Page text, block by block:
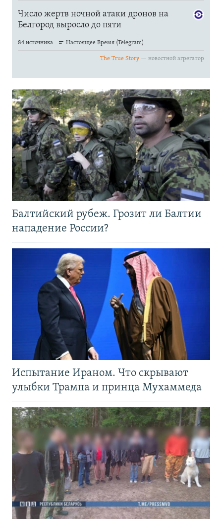
Балтийский рубеж. Грозит ли Балтии
нападение России?
Испытание Ираном. Что скрывают
улыбки Трампа и принца Мухаммеда